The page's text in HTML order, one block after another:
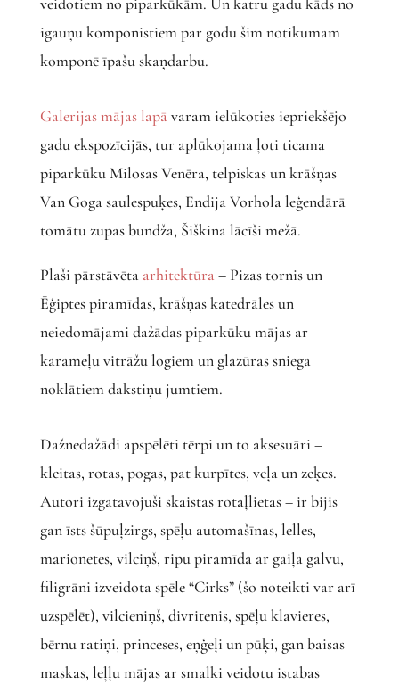
igauņu komponistiem par godu šim notikumam
komponē īpašu skaņdarbu.
Galerijas mājas lapāvaram ielūkoties iepriekšējo
gadu ekspozīcijās, tur aplūkojama ļoti ticama
piparkūku Milosas Venēra, telpiskas un krāšņas
Van Goga saulespuķes, Endija Vorhola leģendārā
tomātu zupas bundža, Šiškina lācīši mežā.
Plaši pārstāvēta arhitektūra– Pizas tornis un
Ēģiptes piramīdas, krāšņas katedrāles un
neiedomājami dažādas piparkūku mājas ar
karameļu vitrāžu logiem un glazūras sniega
noklātiem dakstiņu jumtiem.
Dažnedažādi apspēlēti tērpi un to aksesuāri –
kleitas, rotas, pogas, pat kurpītes, veļa un zeķes.
Autori izgatavojuši skaistas rotaļlietas – ir bijis
gan īsts šūpuļzirgs, spēļu automašīnas, lelles,
marionetes, vilciņš, ripu piramīda ar gaiļa galvu,
filigrāni izveidota spēle “Cirks” (šo noteikti var arī
uzspēlēt), vilcieniņš, divritenis, spēļu klavieres,
bērnu ratiņi, princeses, eņģeļi un pūķi, gan baisas
maskas, leļļu mājas ar smalki veidotu istabas